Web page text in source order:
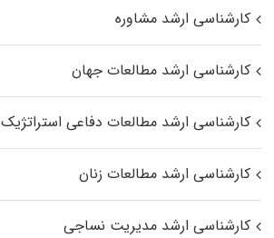
کارشناسی ارشد مشاوره
کارشناسی ارشد مطالعات جهان
کارشناسی ارشد مطالعات دفاعی استراتژیک
کارشناسی ارشد مطالعات زنان
کارشناسی ارشد مدیریت نساجی